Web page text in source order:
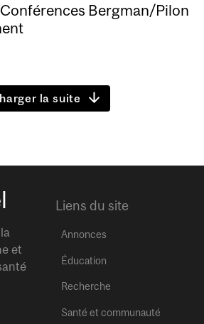
Bergman/Pilon
la suite
et
Liens du site
Annonces
Éducation
Recherche
Santé et communauté